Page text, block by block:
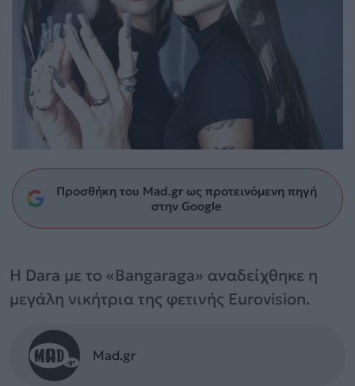
Προσθήκη του Mad.gr ως προτεινόμενη πηγή
στην Google
Η Dara με το «Bangaraga» αναδείχθηκε η
μεγάλη νικήτρια της φετινής Eurovision.
Mad.gr